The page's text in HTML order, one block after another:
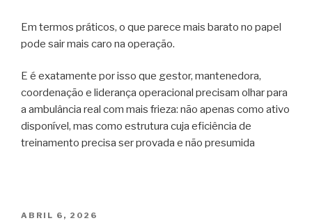
Em termos práticos, o que parece mais barato no papel
pode sair mais caro na operação.
E é exatamente por isso que gestor, mantenedora,
coordenação e liderança operacional precisam olhar para
a ambulância real com mais frieza: não apenas como ativo
disponível, mas como estrutura cuja eficiência de
treinamento precisa ser provada e não presumida
ABRIL 6, 2026